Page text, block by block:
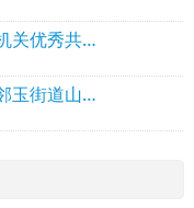
泸州市口岸物流办陈跃同志荣获市直机关优秀共产党员称号表
敬业担当写春秋——记泸州市江阳区邻玉街道山村酒业公司党支部书记周继怀